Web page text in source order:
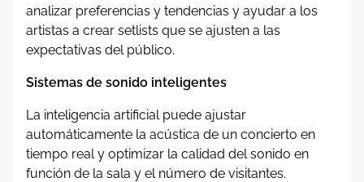
analizar preferencias y tendencias y ayudar a los
artistas a crear setlists que se ajusten a las
expectativas del público.
Sistemas de sonido inteligentes
La inteligencia artificial puede ajustar
automáticamente la acústica de un concierto en
tiempo real y optimizar la calidad del sonido en
función de la sala y el número de visitantes.